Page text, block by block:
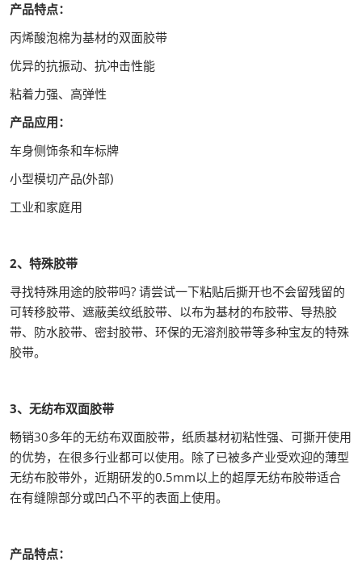
产品特点：
丙烯酸泡棉为基材的双面胶带
优异的抗振动、抗冲击性能
粘着力强、高弹性
产品应用：
车身侧饰条和车标牌
小型模切产品(外部)
工业和家庭用
2、特殊胶带
寻找特殊用途的胶带吗? 请尝试一下粘贴后撕开也不会留残留的
可转移胶带、遮蔽美纹纸胶带、以布为基材的布胶带、导热胶
带、防水胶带、密封胶带、环保的无溶剂胶带等多种宝友的特殊
胶带。
3、无纺布双面胶带
畅销30多年的无纺布双面胶带，纸质基材初粘性强、可撕开使用
的优势，在很多行业都可以使用。除了已被多产业受欢迎的薄型
无纺布胶带外，近期研发的0.5mm以上的超厚无纺布胶带适合
在有缝隙部分或凹凸不平的表面上使用。
产品特点：